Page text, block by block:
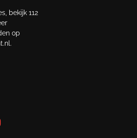
bekijk 112
op